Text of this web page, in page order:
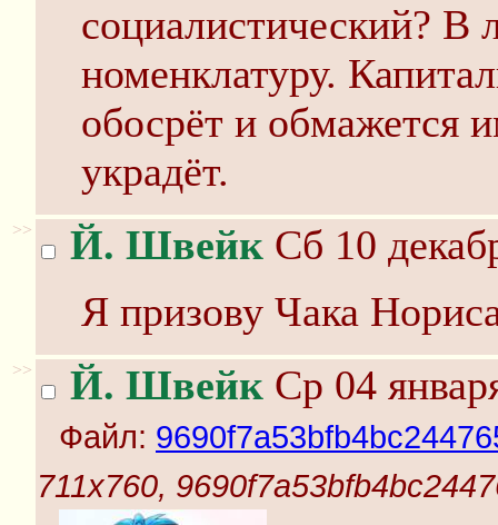
социалистический? В
номенклатуру.
обосрёт и обмажется
украдёт.
>> Й. Швейк Сб 10
Я призову Чака
>> Й. Швейк Ср 04
Файл:
711x760,